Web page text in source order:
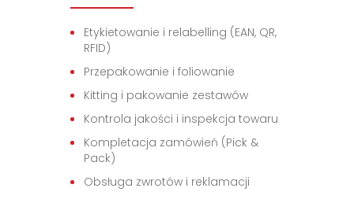
Etykietowanie i relabelling (EAN, QR,
RFID)
Przepakowanie i foliowanie
Kitting i pakowanie zestawów
Kontrola jakości i inspekcja towaru
Kompletacja zamówień (Pick &
Pack)
Obsługa zwrotów i reklamacji